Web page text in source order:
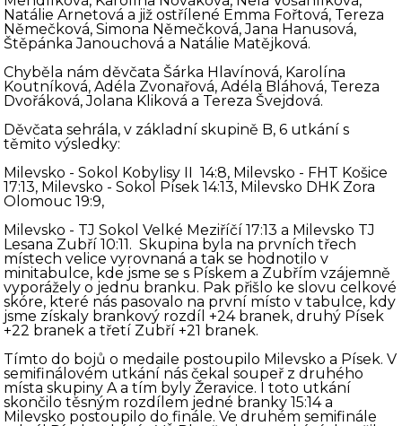
Natálie Arnetová a již ostřílené Emma Fořtová, Tereza
Němečková, Simona Němečková, Jana Hanusová,
Štěpánka Janouchová a Natálie Matějková.
Chyběla nám děvčata Šárka Hlavínová, Karolína
Koutníková, Adéla Zvonařová, Adéla Bláhová, Tereza
Dvořáková, Jolana Kliková a Tereza Švejdová.
Děvčata sehrála, v základní skupině B, 6 utkání s
těmito výsledky:
Milevsko - Sokol Kobylisy II 14:8, Milevsko - FHT Košice
17:13, Milevsko - Sokol Písek 14:13, Milevsko DHK Zora
Olomouc 19:9,
Milevsko - TJ Sokol Velké Meziříčí 17:13 a Milevsko TJ
Lesana Zubří 10:11. Skupina byla na prvních třech
místech velice vyrovnaná a tak se hodnotilo v
minitabulce, kde jsme se s Pískem a Zubřím vzájemně
vyporážely o jednu branku. Pak přišlo ke slovu celkové
skóre, které nás pasovalo na první místo v tabulce, kdy
jsme získaly brankový rozdíl +24 branek, druhý Písek
+22 branek a třetí Zubří +21 branek.
Tímto do bojů o medaile postoupilo Milevsko a Písek. V
semifinálovém utkání nás čekal soupeř z druhého
místa skupiny A a tím byly Žeravice. I toto utkání
skončilo těsným rozdílem jedné branky 15:14 a
Milevsko postoupilo do finále. Ve druhém semifinále